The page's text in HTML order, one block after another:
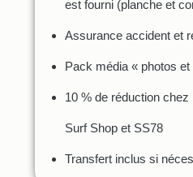
est fourni (planche et
Assurance accident et
Pack média « photos
10 % de réduction
Surf Shop et SS78
Transfert inclus si